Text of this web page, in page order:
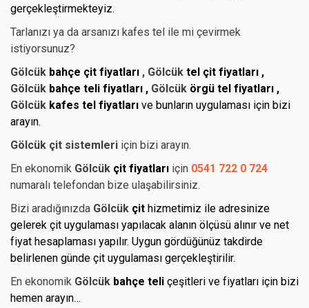
gerçekleştirmekteyiz.
Tarlanızı ya da arsanızı kafes tel ile mi çevirmek
istiyorsunuz?
Gölcük bahçe çit fiyatları , Gölcük tel çit fiyatları ,
Gölcük bahçe teli fiyatları , Gölcük örgü tel fiyatları ,
Gölcük kafes tel fiyatları ve bunların uygulaması için bizi
arayın.
Gölcük çit sistemleri için bizi arayın.
En ekonomik Gölcük çit fiyatları için 0541 722 0 724
numaralı telefondan bize ulaşabilirsiniz.
Bizi aradığınızda Gölcük çit hizmetimiz ile adresinize
gelerek çit uygulaması yapılacak alanın ölçüsü alınır ve net
fiyat hesaplaması yapılır. Uygun gördüğünüz takdirde
belirlenen günde çit uygulaması gerçekleştirilir.
En ekonomik Gölcük bahçe teli çeşitleri ve fiyatları için bizi
hemen arayın…